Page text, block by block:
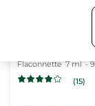
Grand Rouge
107 Rose
Flaconnette 7 ml -
(15)